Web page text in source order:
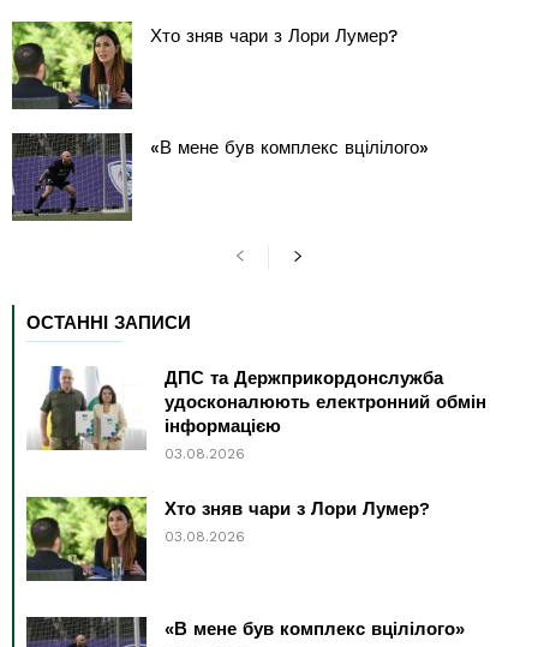
Хто зняв чари з Лори Лумер?
«В мене був комплекс вцілілого»
ОСТАННІ ЗАПИСИ
ДПС та Держприкордонслужба
удосконалюють електронний обмін
інформацією
03.08.2026
Хто зняв чари з Лори Лумер?
03.08.2026
«В мене був комплекс вцілілого»